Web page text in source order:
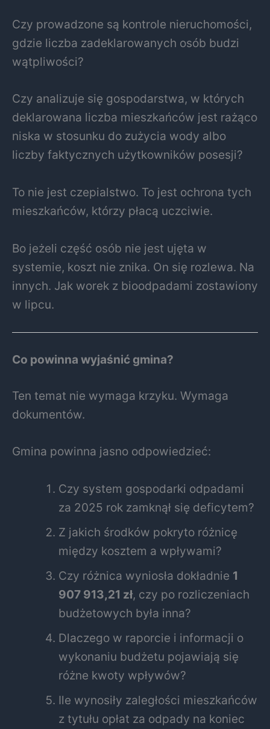
Czy prowadzone są kontrole nieruchomości,
gdzie liczba zadeklarowanych osób budzi
wątpliwości?
Czy analizuje się gospodarstwa, w których
deklarowana liczba mieszkańców jest rażąco
niska w stosunku do zużycia wody albo
liczby faktycznych użytkowników posesji?
To nie jest czepialstwo. To jest ochrona tych
mieszkańców, którzy płacą uczciwie.
Bo jeżeli część osób nie jest ujęta w
systemie, koszt nie znika. On się rozlewa. Na
innych. Jak worek z bioodpadami zostawiony
w lipcu.
Co powinna wyjaśnić gmina?
Ten temat nie wymaga krzyku. Wymaga
dokumentów.
Gmina powinna jasno odpowiedzieć:
Czy system gospodarki odpadami
za 2025 rok zamknął się deficytem?
Z jakich środków pokryto różnicę
między kosztem a wpływami?
Czy różnica wyniosła dokładnie 1
907 913,21 zł, czy po rozliczeniach
budżetowych była inna?
Dlaczego w raporcie i informacji o
wykonaniu budżetu pojawiają się
różne kwoty wpływów?
Ile wynosiły zaległości mieszkańców
z tytułu opłat za odpady na koniec